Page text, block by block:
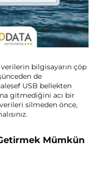
bilgisayarın çöp
de
USB bellekten
gitmediğini acı bir
silmeden önce,
Mümkün